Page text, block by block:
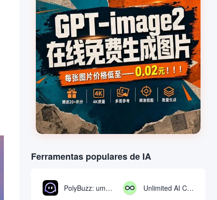
Ferramentas populares de IA
PolyBuzz: uma plataforma gratuita de bate-papo e interpretação de papéis para interagir com personagens de IA Unlimited AI Chat: ferramenta gratuita e ilimitada de bate-papo com IA